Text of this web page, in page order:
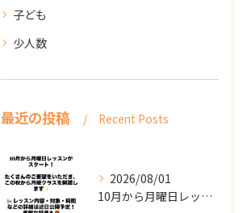
子ども
少人数
最近の投稿 Recent Posts
2026/08/01
10月から月曜日レッスンがスタート！